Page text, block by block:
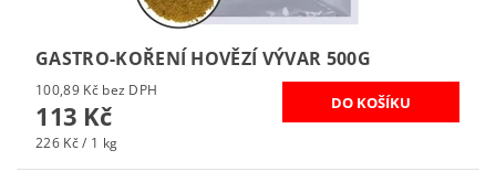
GASTRO-KOŘENÍ HOVĚZÍ VÝVAR 500G
100,89 Kč bez DPH
113 Kč
226 Kč / 1 kg